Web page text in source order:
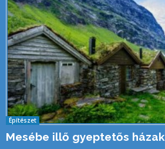
Építészet
Mesébe illő gyeptetős házak